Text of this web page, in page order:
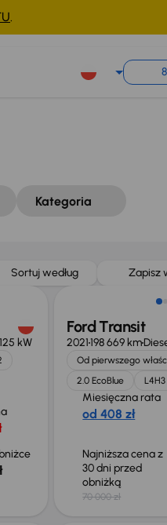
.
Kategoria
Sortuj według Zapisz
kW
Taniej o 1 500 zł
Ford Transit
2021198 669 km
Od pierwszego
2.0 EcoBlue
L4H3
Miesięczna rata
od 408 zł
Najniższa cena z
30 dni przed
obniżką
70 000 zł
Taniej o 2 000 zł